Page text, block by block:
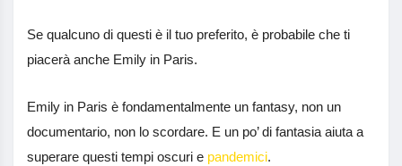
Se qualcuno di questi è il tuo preferito, è probabile che ti
piacerà anche Emily in Paris.
Emily in Paris è fondamentalmente un fantasy, non un
documentario, non lo scordare. E un po’ di fantasia aiuta a
superare questi tempi oscuri e pandemici.